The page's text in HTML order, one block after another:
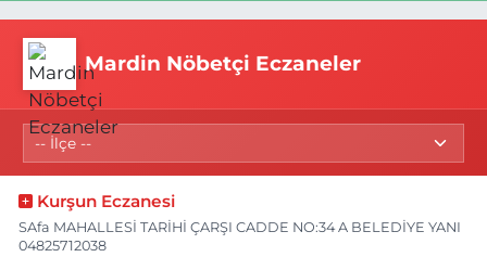
Mardin Nöbetçi Eczaneler
Kurşun Eczanesi
SAfa MAHALLESİ TARİHİ ÇARŞI CADDE NO:34 A BELEDİYE YANI
04825712038